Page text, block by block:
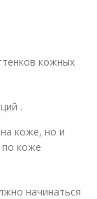
кожных
.
коже, но и
по коже
начинаться